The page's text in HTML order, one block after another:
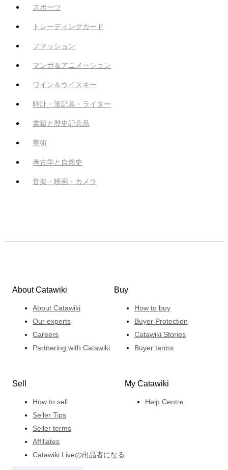
スポーツ
トレーディングカード
ファッション
マンガ＆アニメーション
ワイン＆ウイスキー
時計・筆記具・ライター
書籍と歴史記念品
美術
考古学と自然史
音楽・映画・カメラ
About Catawiki
About Catawiki
Our experts
Careers
Partnering with Catawiki
Buy
How to buy
Buyer Protection
Catawiki Stories
Buyer terms
Sell
How to sell
Seller Tips
Seller terms
Affiliates
Catawiki Liveの出品者になる
My Catawiki
Help Centre